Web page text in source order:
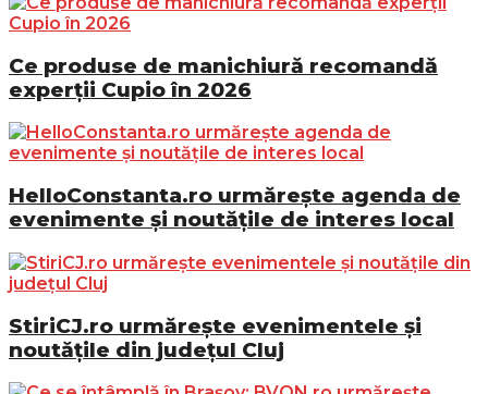
Ce produse de manichiură recomandă
experții Cupio în 2026
HelloConstanta.ro urmărește agenda de
evenimente și noutățile de interes local
StiriCJ.ro urmărește evenimentele și
noutățile din județul Cluj